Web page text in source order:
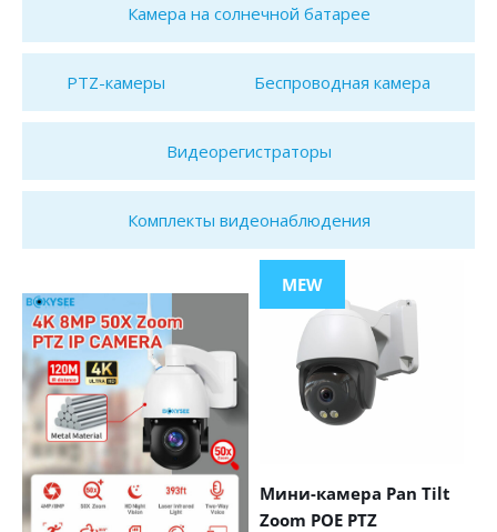
Камера на солнечной батарее
PTZ-камеры Беспроводная камера
Видеорегистраторы
Комплекты видеонаблюдения
MEW
Мини-камера Pan Tilt
Zoom POE PTZ